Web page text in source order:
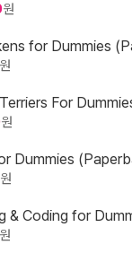
원
for Dummies
원
For
원
Dummies
원
& Coding for
원